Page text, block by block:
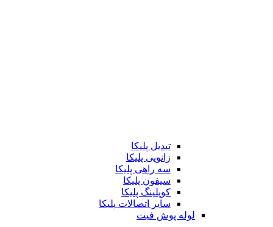
تبدیل پلیکا
زانویی پلیکا
سه راهی پلیکا
سیفون پلیکا
کوپلینگ پلیکا
سایر اتصالات پلیکا
لوله پوش فیت